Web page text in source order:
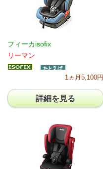
フィーカisofix
リーマン
1ヵ月5,100円
詳細を見る